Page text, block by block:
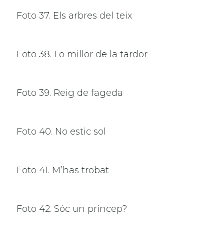
Foto 37. Els arbres del teix
Foto 38. Lo millor de la tardor
Foto 39. Reig de fageda
Foto 40. No estic sol
Foto 41. M’has trobat
Foto 42. Sóc un príncep?